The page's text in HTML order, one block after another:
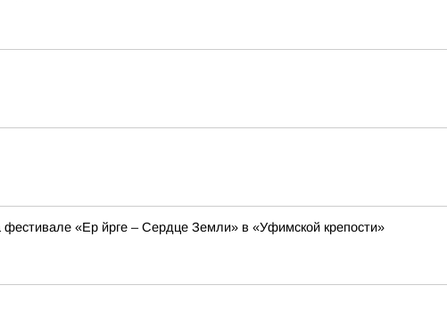
«Ер йрге – Сердце Земли» в «Уфимской крепости»